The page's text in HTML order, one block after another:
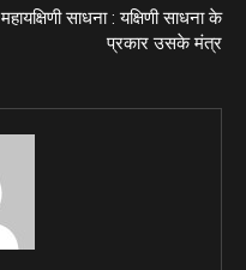
महायक्षिणी साधना : यक्षिणी साधना के
प्रकार उसके मंत्र